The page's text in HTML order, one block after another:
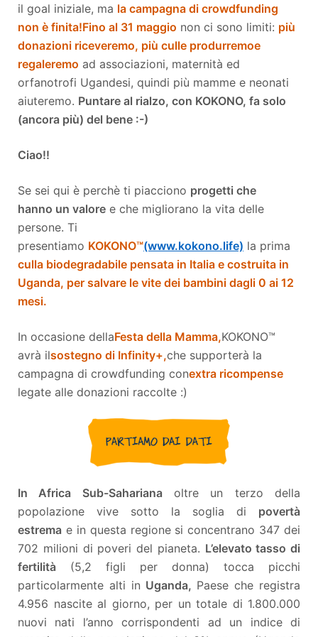
il goal iniziale, ma la campagna di crowdfunding
non è finita!Fino al 31 maggio non ci sono limiti: più
donazioni riceveremo, più culle produrremoe
regaleremo ad associazioni, maternità ed
orfanotrofi Ugandesi, quindi più mamme e neonati
aiuteremo. Puntare al rialzo, con KOKONO, fa solo
(ancora più) del bene :-)
Ciao!!
Se sei qui è perchè ti piacciono progetti che
hanno un valore e che migliorano la vita delle
persone. Ti
presentiamo KOKONO™(www.kokono.life) la prima
culla biodegradabile pensata in Italia e costruita in
Uganda, per salvare le vite dei bambini dagli 0 ai 12
mesi.
In occasione dellaFesta della Mamma,KOKONO™
avrà ilsostegno di Infinity+,che supporterà la
campagna di crowdfunding conextra ricompense
legate alle donazioni raccolte :)
In Africa Sub-Saharianaoltre un terzo della
popolazione vive sotto la soglia di povertà
estrema e in questa regione si concentrano 347 dei
702 milioni di poveri del pianeta. L’elevato tasso di
fertilità (5,2 figli per donna) tocca picchi
particolarmente alti in Uganda, Paese che registra
4.956 nascite al giorno, per un totale di 1.800.000
nuovi nati l’anno corrispondenti ad un indice di